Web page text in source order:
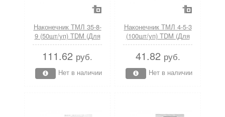
Наконечник ТМЛ 35-8-
9 (50шт/уп) TDM (Для
кабелей напряжением
до 35 кВ; по ГОСТ
7386-80)
111.62 руб.
Нет в наличии
Наконечник ТМЛ 4-5-3
(100шт/уп) TDM (Для
кабелей напряжением
до 35 кВ; по ГОСТ
7386-80)
41.82 руб.
Нет в наличии